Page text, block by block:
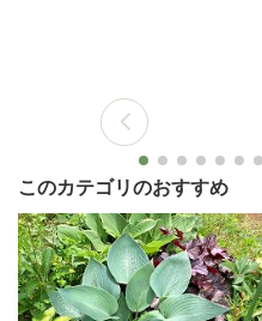
このカテゴリのおすすめ